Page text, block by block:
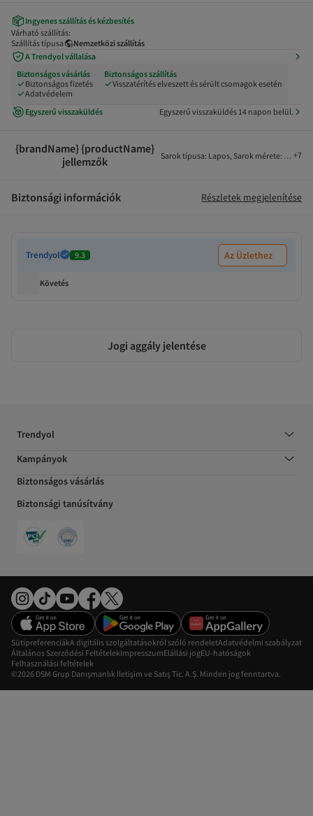
Ingyenes szállítás és kézbesítés
Várható szállítás:
Szállítás típusa
Nemzetközi szállítás
A Trendyol vállalása
Biztonságos vásárlás
Biztonságos fizetés
Adatvédelem
Biztonságos szállítás
Visszatérítés elveszett és sérült csomagok esetén
Egyszerű visszaküldés Egyszerű visszaküldés 14 napon belül.
{brandName} {productName}
jellemzők
Sarok típusa: Lapos, Sarok mérete: Rövid
+7
Biztonsági információk Részletek megjelenítése
Trendyol 9.3 Az Üzlethez
Követés
Jogi aggály jelentése
Trendyol
Kampányok
Biztonságos vásárlás
Biztonsági tanúsítvány
©2026 DSM Grup Danışmanlık İletişim ve Satış Tic. A.Ş. Minden jog fenntartva.
SütipreferenciákA digitális szolgáltatásokról szóló rendeletAdatvédelmi szabályzat
Általános Szerződési FeltételekImpresszumElállási jogEU-hatóságok
Felhasználási feltételek